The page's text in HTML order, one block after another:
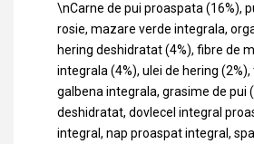
\nCarne de pui proaspata (16%),
rosie, mazare verde integrala,
hering deshidratat (4%), fibre de
integrala (4%), ulei de hering
galbena integrala, grasime de pui
deshidratat, dovlecel integral
integral, nap proaspat integral,